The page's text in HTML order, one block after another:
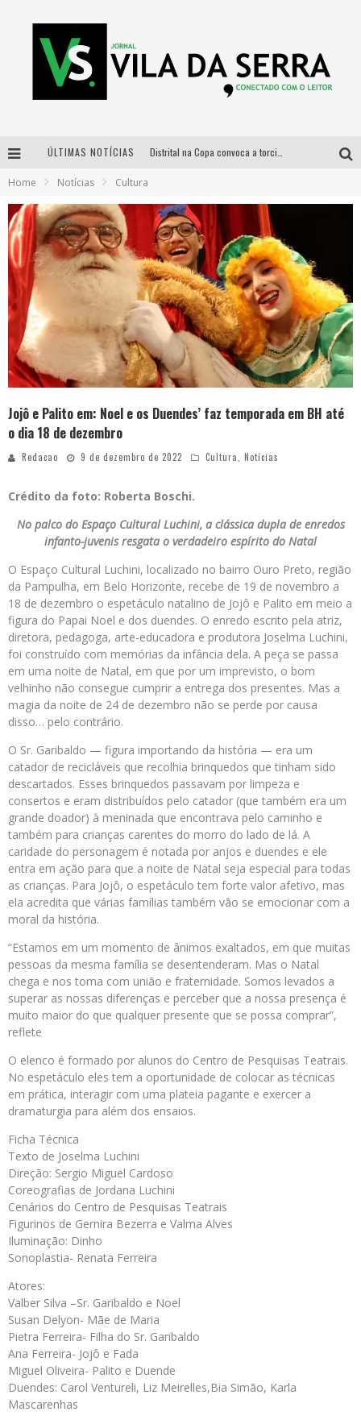
ÚLTIMAS NOTÍCIAS
Designer mineira lança jogo educativo sobre coleta seletiva na maior feira de jogos de tabuleiro da América Latina
Home Notícias Cultura
Jojô e Palito em: Noel e os Duendes’ faz temporada em BH até
o dia 18 de dezembro
Redacao 9 de dezembro de 2022 Cultura, Notícias
Crédito da foto: Roberta Boschi.
No palco do Espaço Cultural Luchini, a clássica dupla de enredos
infanto-juvenis resgata o verdadeiro espírito do Natal
O Espaço Cultural Luchini, localizado no bairro Ouro Preto, região
da Pampulha, em Belo Horizonte, recebe de 19 de novembro a
18 de dezembro o espetáculo natalino de Jojô e Palito em meio a
figura do Papai Noel e dos duendes. O enredo escrito pela atriz,
diretora, pedagoga, arte-educadora e produtora Joselma Luchini,
foi construído com memórias da infância dela. A peça se passa
em uma noite de Natal, em que por um imprevisto, o bom
velhinho não consegue cumprir a entrega dos presentes. Mas a
magia da noite de 24 de dezembro não se perde por causa
disso… pelo contrário.
O Sr. Garibaldo — figura importando da história — era um
catador de recicláveis que recolhia brinquedos que tinham sido
descartados. Esses brinquedos passavam por limpeza e
consertos e eram distribuídos pelo catador (que também era um
grande doador) à meninada que encontrava pelo caminho e
também para crianças carentes do morro do lado de lá. A
caridade do personagem é notada por anjos e duendes e ele
entra em ação para que a noite de Natal seja especial para todas
as crianças. Para Jojô, o espetáculo tem forte valor afetivo, mas
ela acredita que várias famílias também vão se emocionar com a
moral da história.
“Estamos em um momento de ânimos exaltados, em que muitas
pessoas da mesma família se desentenderam. Mas o Natal
chega e nos toma com união e fraternidade. Somos levados a
superar as nossas diferenças e perceber que a nossa presença é
muito maior do que qualquer presente que se possa comprar”,
reflete
O elenco é formado por alunos do Centro de Pesquisas Teatrais.
No espetáculo eles tem a oportunidade de colocar as técnicas
em prática, interagir com uma plateia pagante e exercer a
dramaturgia para além dos ensaios.
Ficha Técnica
Texto de Joselma Luchini
Direção: Sergio Miguel Cardoso
Coreografias de Jordana Luchini
Cenários do Centro de Pesquisas Teatrais
Figurinos de Gernira Bezerra e Valma Alves
Iluminação: Dinho
Sonoplastia- Renata Ferreira
Atores:
Valber Silva –Sr. Garibaldo e Noel
Susan Delyon- Mãe de Maria
Pietra Ferreira- Filha do Sr. Garibaldo
Ana Ferreira- Jojô e Fada
Miguel Oliveira- Palito e Duende
Duendes: Carol Ventureli, Liz Meirelles,Bia Simão, Karla
Mascarenhas